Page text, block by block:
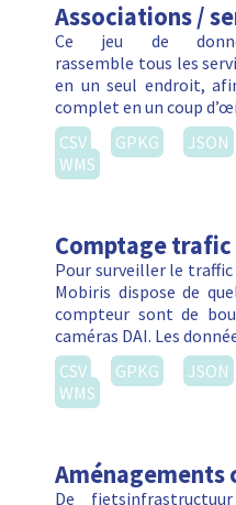
Associations /
Ce jeu de
rassemble tous les
en un seul endroit,
complet en un coup
CSV
GPKG JSON
WMS
Comptage trafic
Pour surveiller le
Mobiris dispose de
compteur sont de
caméras DAI. Les
CSV
GPKG JSON
WMS
Aménagements
De